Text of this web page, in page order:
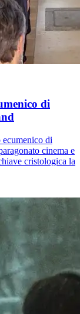
di
di
cinema e
cristologica la